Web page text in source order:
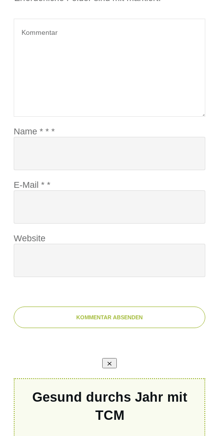
Name * * *
E-Mail * *
Website
KOMMENTAR ABSENDEN
Gesund durchs Jahr mit
TCM